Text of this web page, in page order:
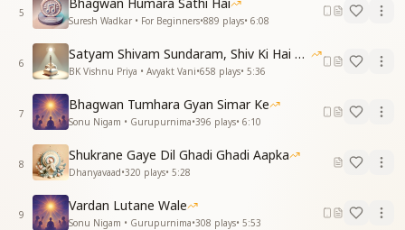
वो देखो अब आएंगे
एक पल में वो यहां सदिया बिताएंगे
आओ मेरे लाडलो करोड़ों में चुना है
टूटी सब की माला को फिर से बुना है
इसे आओ उनके गलेमे सजाओ
इसे आओ उनके गलेमे सजाओ
गलेमे सजाओ
गलेमे सजाओ
शिव बाबा
शिव बाबा
शिव बाबा
शिव बाबा
5
Suresh Wadkar • For Beginners•889 plays• 6:08
6
Satyam Shivam Sundaram, Shiv Ki Hai Hum Santan 09-11-2025
BK Vishnu Priya • Avyakt Vani•658 plays• 5:36
7
Bhagwan Tumhara Gyan Simar Ke
Sonu Nigam • Gurupurnima•396 plays• 6:10
8
Shukrane Gaye Dil Ghadi Ghadi Aapka
Dhanyavaad•320 plays• 5:28
9
Vardan Lutane Wale
Sonu Nigam • Gurupurnima•308 plays• 5:53